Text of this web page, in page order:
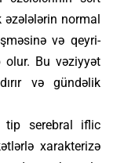
əzələlərin normal
və qeyri-
olur. Bu vəziyyət
və gündəlik
serebral iflic
xarakterizə